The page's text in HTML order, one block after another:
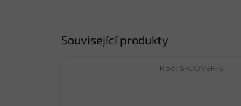
Související produkty
Kód: S-COVER-S